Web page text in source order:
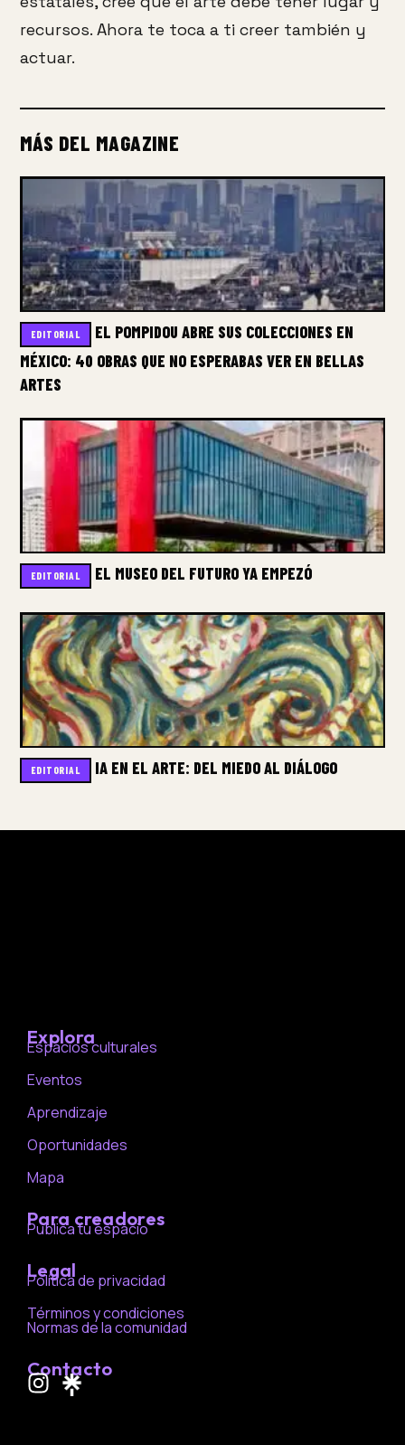
recursos. Ahora te toca a ti creer también y
actuar.
MÁS DEL MAGAZINE
EDITORIAL
EL POMPIDOU ABRE SUS COLECCIONES EN
MÉXICO: 40 OBRAS QUE NO ESPERABAS VER EN BELLAS
ARTES
EDITORIAL EL MUSEO DEL FUTURO YA EMPEZÓ
EDITORIAL IA EN EL ARTE: DEL MIEDO AL DIÁLOGO
Explora
Espacios culturales
Eventos
Aprendizaje
Oportunidades
Mapa
Para creadores
Publica tu espacio
Legal
Política de privacidad
Términos y condiciones
Normas de la comunidad
Contacto
I
n